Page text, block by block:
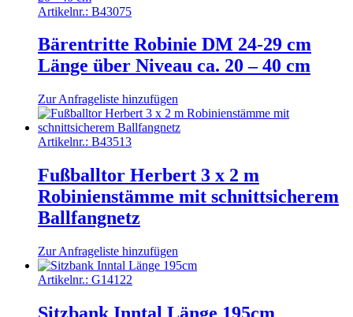
Artikelnr.: B43075
Bärentritte Robinie DM 24-29 cm
Länge über Niveau ca. 20 – 40 cm
Zur Anfrageliste hinzufügen
Artikelnr.: B43513
Fußballtor Herbert 3 x 2 m
Robinienstämme mit schnittsicherem
Ballfangnetz
Zur Anfrageliste hinzufügen
Artikelnr.: G14122